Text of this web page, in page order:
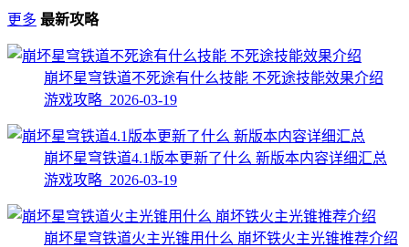
更多 最新攻略
崩坏星穹铁道不死途有什么技能 不死途技能效果介绍
游戏攻略 2026-03-19
崩坏星穹铁道4.1版本更新了什么 新版本内容详细汇总
游戏攻略 2026-03-19
崩坏星穹铁道火主光锥用什么 崩坏铁火主光锥推荐介绍